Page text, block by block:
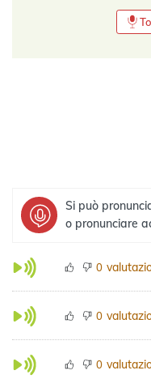
Si può
o pronunciare
0
0
0